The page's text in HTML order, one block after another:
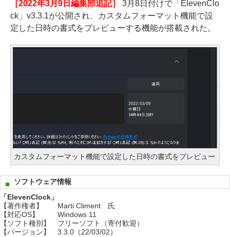
［2022年3月9日編集部追記］ 3月8日付けで「ElevenClo
ck」v3.3.1が公開され、カスタムフォーマット機能で設
定した日時の書式をプレビューする機能が搭載された。
カスタムフォーマット機能で設定した日時の書式をプレビュー
ソフトウェア情報
「ElevenClock」
【著作権者】
Marti Climent 氏
【対応OS】
Windows 11
【ソフト種別】
フリーソフト（寄付歓迎）
【バージョン】
3.3.0（22/03/02）